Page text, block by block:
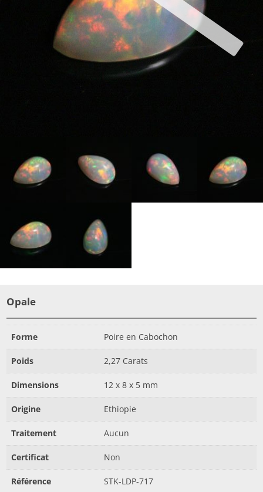
Opale
Forme Poire en Cabochon
Poids 2,27 Carats
Dimensions 12 x 8 x 5 mm
Origine Ethiopie
Traitement Aucun
Certificat Non
Référence STK-LDP-717